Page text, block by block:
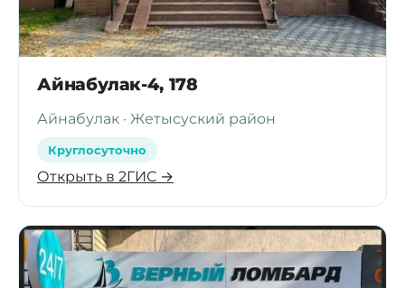
Айнабулак-4, 178
Айнабулак · Жетысуский район
Круглосуточно
Открыть в 2ГИС →